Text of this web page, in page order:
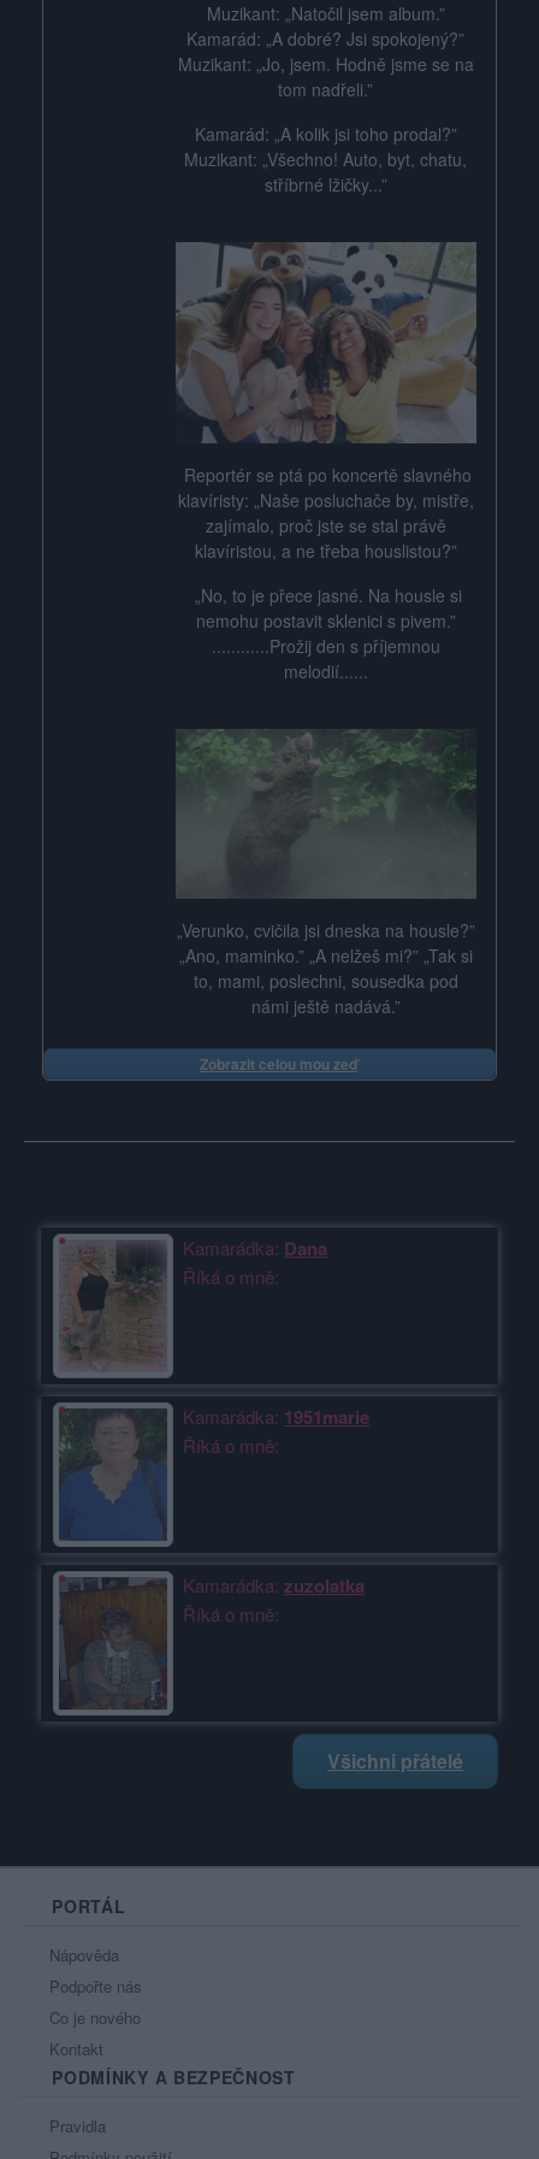
Muzikant: „Natočil jsem album.”
Kamarád: „A dobré? Jsi spokojený?”
Muzikant: „Jo, jsem. Hodně jsme se na
tom nadřeli.”
Kamarád: „A kolik jsi toho prodal?”
Muzikant: „Všechno! Auto, byt, chatu,
stříbrné lžičky...”
Reportér se ptá po koncertě slavného
klavíristy: „Naše posluchače by, mistře,
zajímalo, proč jste se stal právě
klavíristou, a ne třeba houslistou?”
„No, to je přece jasné. Na housle si
nemohu postavit sklenici s pivem.”
............Prožij den s příjemnou
melodií......
„Verunko, cvičila jsi dneska na housle?”
„Ano, maminko.” „A nelžeš mi?” „Tak si
to, mami, poslechni, sousedka pod
námi ještě nadává.”
Zobrazit celou mou zeď
Kamarádka: Dana
Říká o mně:
Kamarádka: 1951marie
Říká o mně:
Kamarádka: zuzolatka
Říká o mně:
Všichni přátelé
PORTÁL
Nápověda
Podpořte nás
Co je nového
Kontakt
PODMÍNKY A BEZPEČNOST
Pravidla